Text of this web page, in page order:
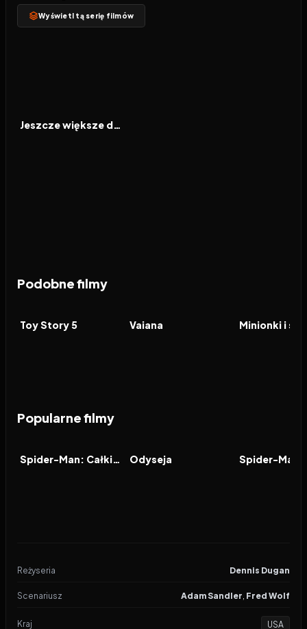
Wyświetl tą serię filmów
FILM Jeszcze większe dzieci
Podobne filmy
FILM
Toy Story 5 FILM
Vaiana FILM
Minionki i
Popularne filmy
FILM Spider-Man: Całkiem nowy dzień FILM
Odyseja FILM
Reżyseria Dennis Dugan
Scenariusz Adam Sandler, Fred Wolf
Kraj USA